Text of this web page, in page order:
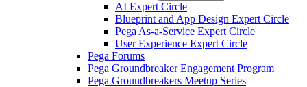
AI Expert Circle
Blueprint and App Design Expert Circle
Pega As-a-Service Expert Circle
User Experience Expert Circle
Pega Forums
Pega Groundbreaker Engagement Program
Pega Groundbreakers Meetup Series